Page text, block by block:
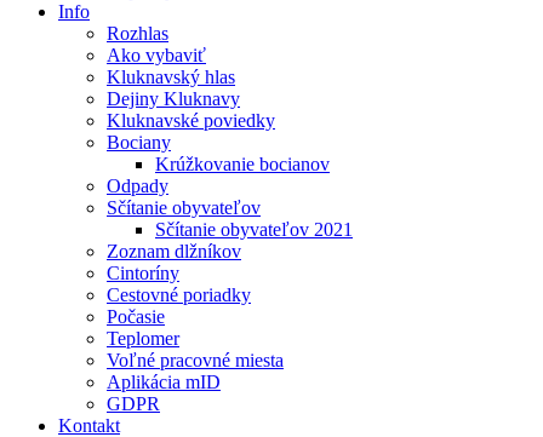
Info
Rozhlas
Ako vybaviť
Kluknavský hlas
Dejiny Kluknavy
Kluknavské poviedky
Bociany
Krúžkovanie bocianov
Odpady
Sčítanie obyvateľov
Sčítanie obyvateľov 2021
Zoznam dlžníkov
Cintoríny
Cestovné poriadky
Počasie
Teplomer
Voľné pracovné miesta
Aplikácia mID
GDPR
Kontakt